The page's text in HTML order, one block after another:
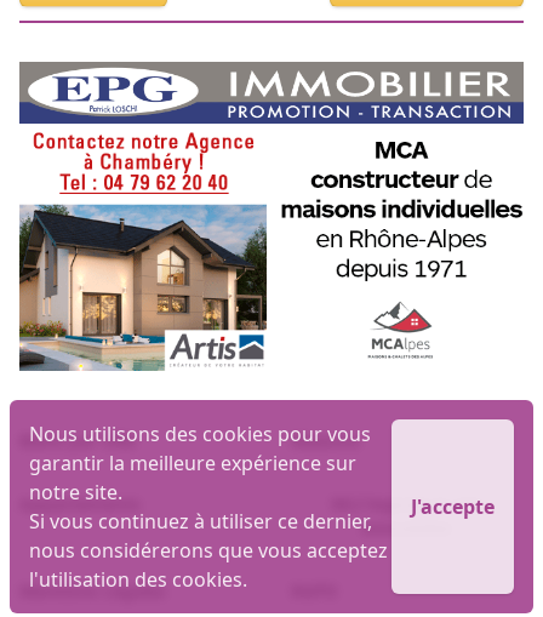
Nous utilisons des cookies pour vous
garantir la meilleure expérience sur
notre site.
Si vous continuez à utiliser ce dernier,
nous considérerons que vous acceptez
l'utilisation des cookies.
J'accepte
Biens par ville Maisons
Appartements
MLI logiciel et site
immobilier
Mentions Légales